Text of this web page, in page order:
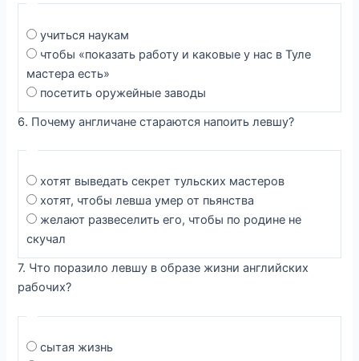
учиться наукам
чтобы «показать работу и каковые у нас в Туле
мастера есть»
посетить оружейные заводы
6. Почему англичане стараются напоить левшу?
хотят выведать секрет тульских мастеров
хотят, чтобы левша умер от пьянства
желают развеселить его, чтобы по родине не
скучал
7. Что поразило левшу в образе жизни английских
рабочих?
сытая жизнь